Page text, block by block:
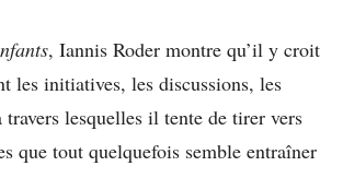
, Iannis Roder montre qu’il y croit
les initiatives, les discussions, les
lesquelles il tente de tirer vers
que tout quelquefois semble entraîner